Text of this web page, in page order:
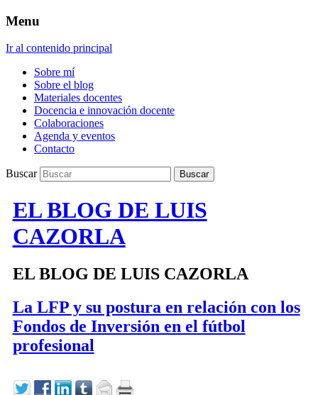
Menu
Ir al contenido principal
Sobre mí
Sobre el blog
Materiales docentes
Docencia e innovación docente
Colaboraciones
Agenda y eventos
Contacto
Buscar
EL BLOG DE LUIS
CAZORLA
EL BLOG DE LUIS CAZORLA
La LFP y su postura en relación con los
Fondos de Inversión en el fútbol
profesional